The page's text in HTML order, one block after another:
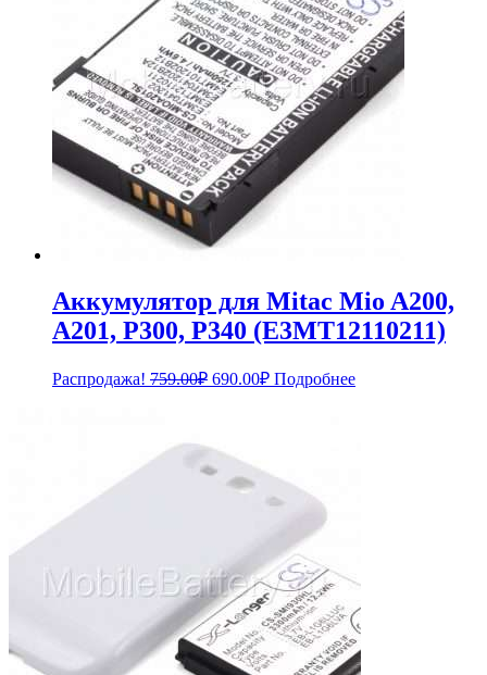
Аккумулятор для Mitac Mio A200,
A201, P300, P340 (E3MT12110211)
Распродажа! 759.00₽ Первоначальная
690.00₽Текущая
Подробнее